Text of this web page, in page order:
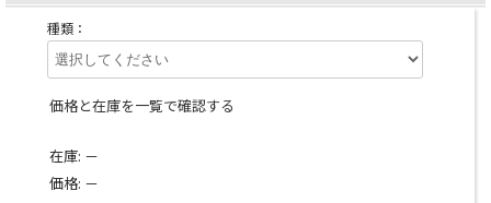
種類：
価格と在庫を一覧で確認する
在庫: －
価格: －